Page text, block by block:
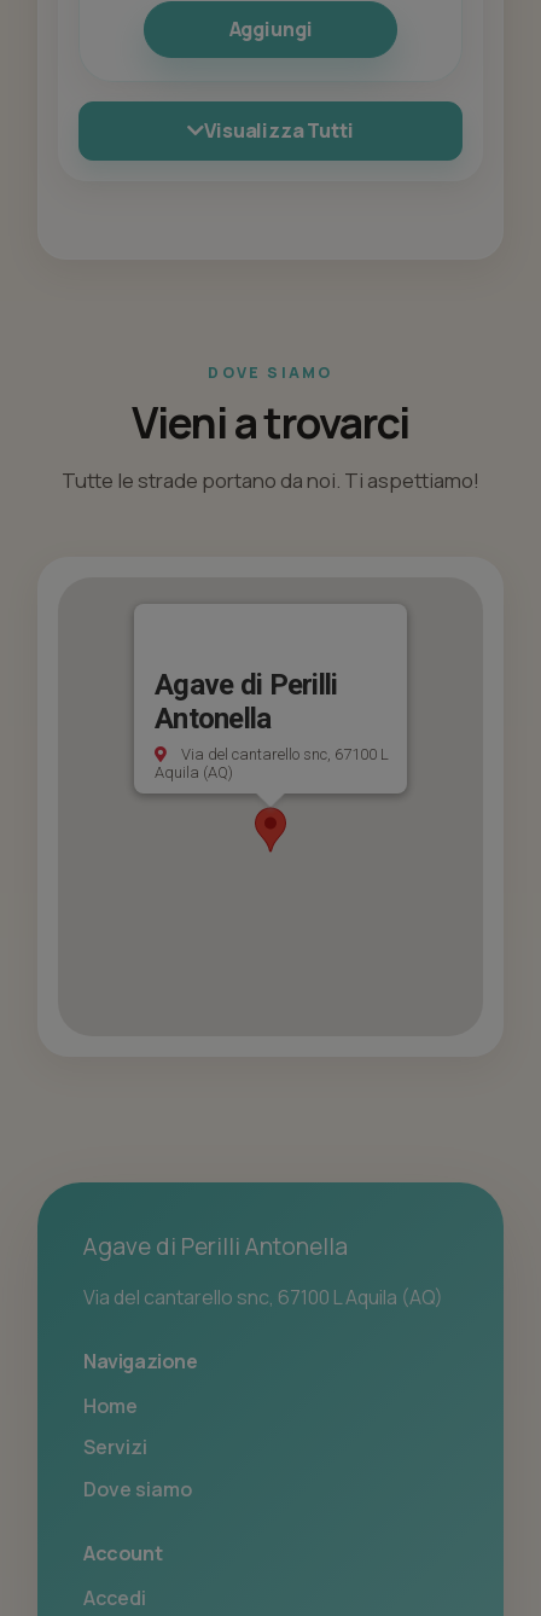
Aggiungi
Visualizza Tutti
DOVE SIAMO
Vieni a trovarci
Tutte le strade portano da noi. Ti aspettiamo!
Agave di Perilli
Antonella
Via del cantarello snc, 67100 L
Aquila (AQ)
Agave di Perilli Antonella
Via del cantarello snc, 67100 L Aquila (AQ)
Navigazione
Home
Servizi
Dove siamo
Account
Accedi